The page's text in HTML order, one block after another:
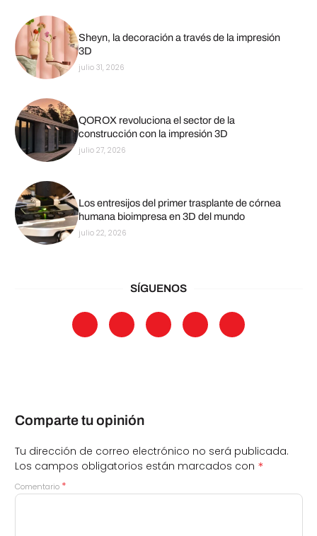
Sheyn, la decoración a través de la impresión
3D
julio 31, 2026
QOROX revoluciona el sector de la
construcción con la impresión 3D
julio 27, 2026
Los entresijos del primer trasplante de córnea
humana bioimpresa en 3D del mundo
julio 22, 2026
SÍGUENOS
Comparte tu opinión
Tu dirección de correo electrónico no será publicada.
Los campos obligatorios están marcados con *
Comentario *